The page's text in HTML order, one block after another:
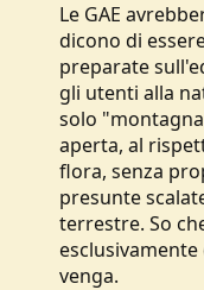
Le GAE
dicono di
preparate
gli utenti alla
solo
aperta, al
flora, senza
presunte
terrestre. So
venga.